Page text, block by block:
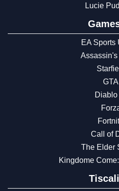
Lucie
EA Sports
Assassin's
GTA
Diablo
Call of
The Elder
Kingdome